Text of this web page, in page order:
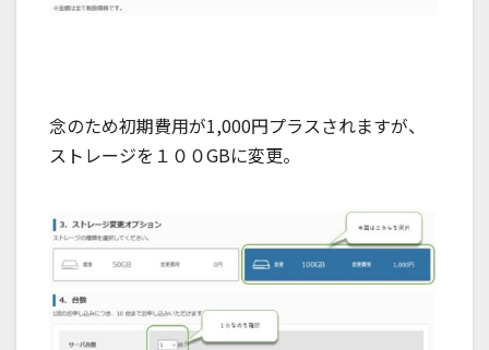
念のため初期費用が1,000円プラスされますが、
ストレージを１００GBに変更。